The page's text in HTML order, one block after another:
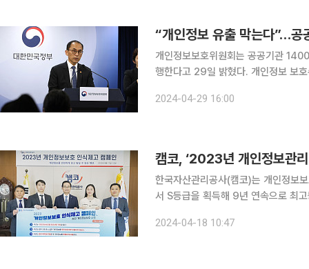
“개인정보 유출 막는다”…
개인정보보호위원회는 공공기관
행한다고 29일 밝혔다. 개인정보 보호수준 평가제는 공공기관에서 빈번하게 발생한 개인정보 유출
는 기관의 개인정보 보호 체계를 진단
2024-04-29 16:00
캠코, ‘2023년 개인정보관
한국자산관리공사(캠코)는 개인정보
서 S등급을 획득해 9년 연속으로 최고등급을 달성
수행 및 의무 준수 여부 등 개인정보
2024-04-18 10:47